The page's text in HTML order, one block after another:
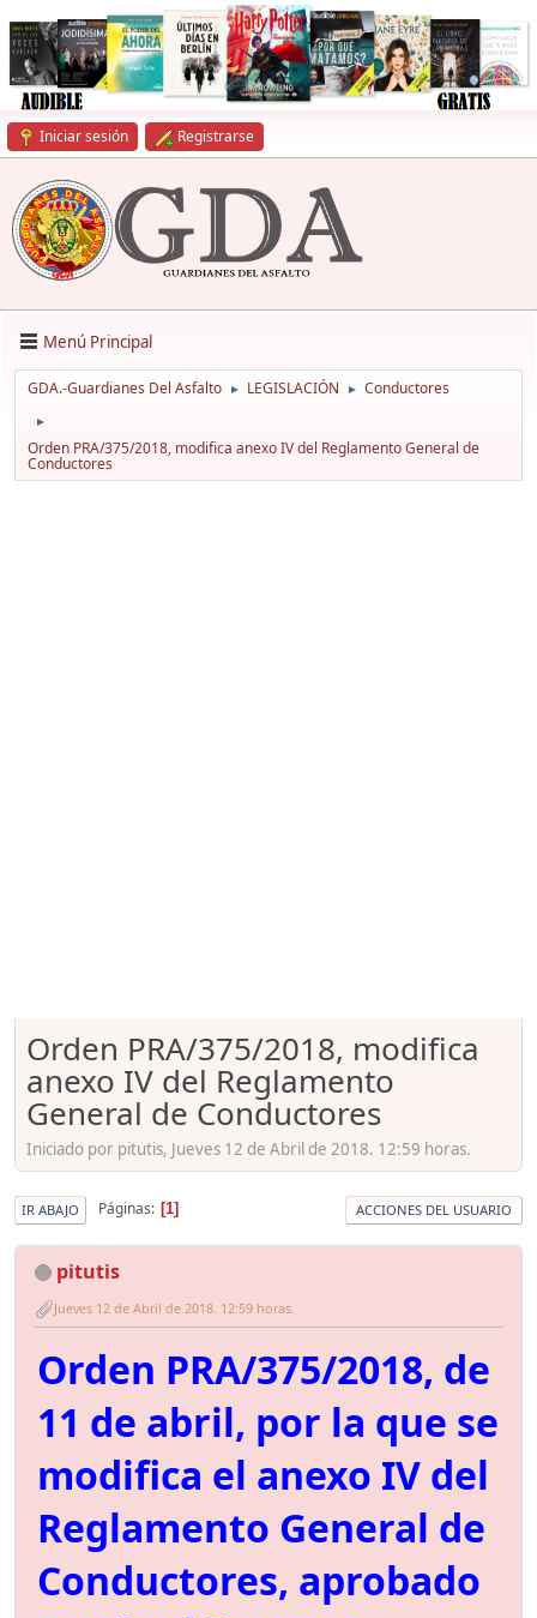
Iniciar sesión Registrarse
Menú Principal
GDA.-Guardianes Del Asfalto ► LEGISLACIÓN ► Conductores
►
Orden PRA/375/2018, modifica anexo IV del Reglamento General de
Conductores
Orden PRA/375/2018, modifica
anexo IV del Reglamento
General de Conductores
Iniciado por pitutis, Jueves 12 de Abril de 2018. 12:59 horas.
IR ABAJO Páginas 1 ACCIONES DEL USUARIO
pitutis
Jueves 12 de Abril de 2018. 12:59 horas.
Orden PRA/375/2018, de
11 de abril, por la que se
modifica el anexo IV del
Reglamento General de
Conductores, aprobado